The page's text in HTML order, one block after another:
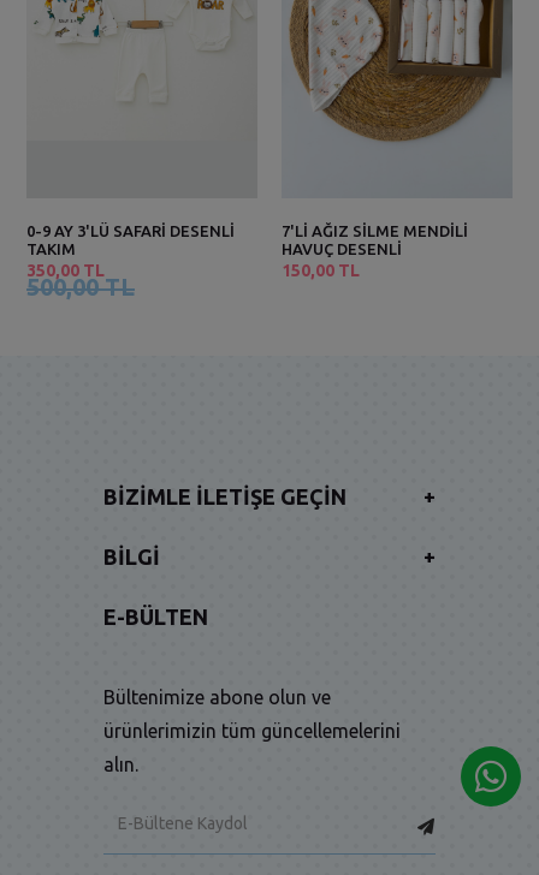
0-9 AY 3'LÜ SAFARİ DESENLİ
TAKIM
350,00 TL
500,00 TL
7'Lİ AĞIZ SİLME MENDİLİ
HAVUÇ DESENLİ
150,00 TL
BIZIMLE İLETIŞE GEÇIN +
BILGI +
E-BÜLTEN
Bültenimize abone olun ve
ürünlerimizin tüm güncellemelerini
alın.